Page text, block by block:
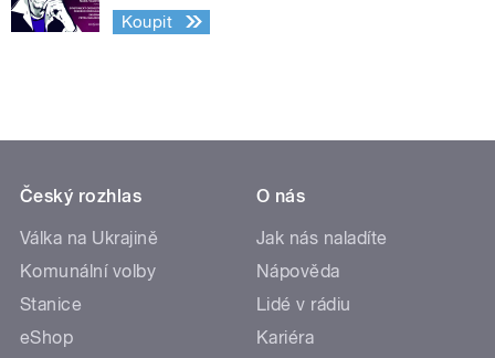
Koupit
Český rozhlas
Válka na Ukrajině
Komunální volby
Stanice
eShop
O nás
Jak nás naladíte
Nápověda
Lidé v rádiu
Kariéra